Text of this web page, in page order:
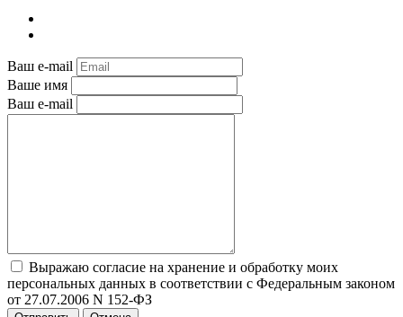
Ваш e-mail
Ваше имя
Ваш e-mail
Выражаю согласие на хранение и обработку моих
персональных данных в соответствии с Федеральным законом
от 27.07.2006 N 152-ФЗ